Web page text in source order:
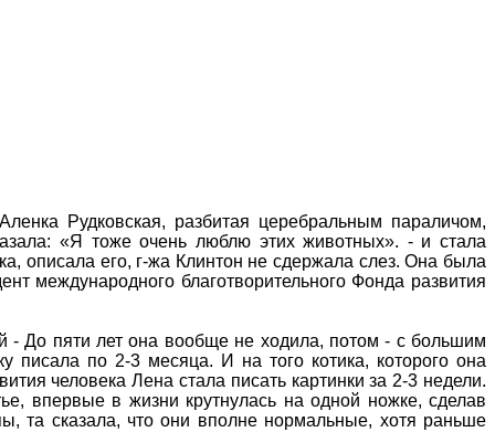
Рудковская, разбитая церебральным параличом,
«Я тоже очень люблю этих животных». - и стала
описала его, г-жа Клинтон не сдержала слез. Она была
международного благотворительного Фонда развития
- До пяти лет она вообще не ходила, потом - с большим
писала по 2-3 месяца. И на того котика, которого она
человека Лена стала писать картинки за 2-3 недели.
впервые в жизни крутнулась на одной ножке, сделав
та сказала, что они вполне нормальные, хотя раньше